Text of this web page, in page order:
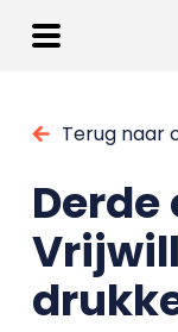
Terug naar